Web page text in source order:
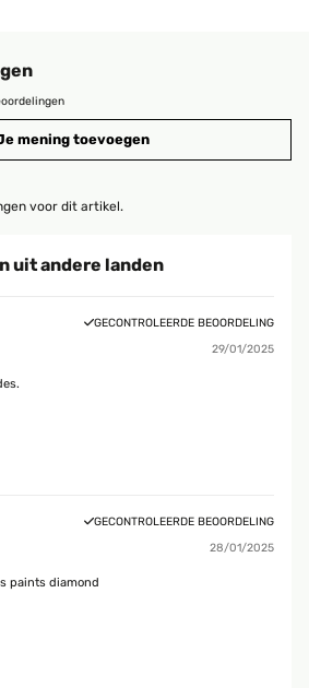
mening toevoegen
voor dit artikel.
uit andere landen
GECONTROLEERDE BEOORDELING
29/01/2025
GECONTROLEERDE BEOORDELING
28/01/2025
paints diamond